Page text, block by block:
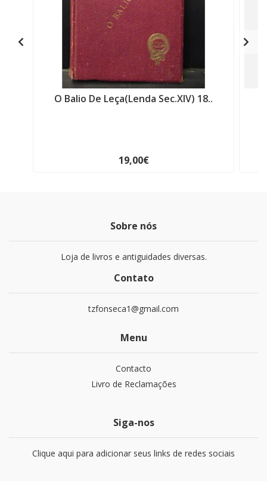
O Balio De Leça(Lenda Sec.XIV) 18..
19,00€
Sobre nós
Loja de livros e antiguidades diversas.
Contato
tzfonseca1@gmail.com
Menu
Contacto
Livro de Reclamações
Siga-nos
Clique aqui para adicionar seus links de redes sociais